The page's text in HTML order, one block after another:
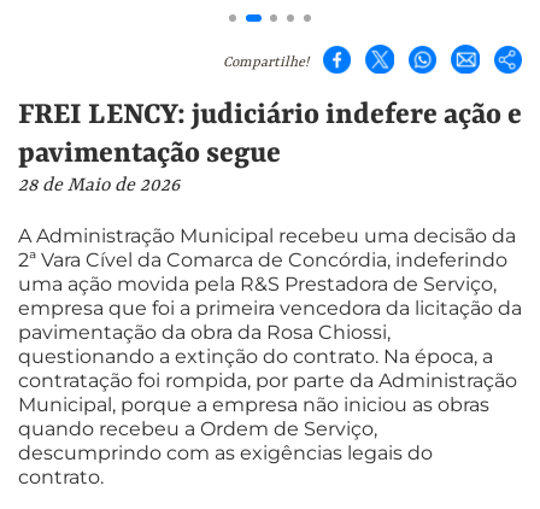
Compartilhe!
FREI LENCY: judiciário indefere ação e
pavimentação segue
28 de Maio de 2026
A Administração Municipal recebeu uma decisão da
2ª Vara Cível da Comarca de Concórdia, indeferindo
uma ação movida pela R&S Prestadora de Serviço,
empresa que foi a primeira vencedora da licitação da
pavimentação da obra da Rosa Chiossi,
questionando a extinção do contrato. Na época, a
contratação foi rompida, por parte da Administração
Municipal, porque a empresa não iniciou as obras
quando recebeu a Ordem de Serviço,
descumprindo com as exigências legais do
contrato.